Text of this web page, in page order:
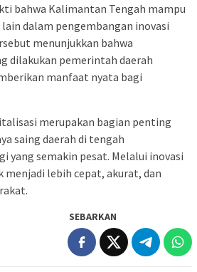
bahwa Kalimantan Tengah mampu
dalam pengembangan inovasi
menunjukkan bahwa
dilakukan pemerintah daerah
manfaat nyata bagi
merupakan bagian penting
saing daerah di tengah
yang semakin pesat. Melalui inovasi
lebih cepat, akurat, dan
SEBARKAN